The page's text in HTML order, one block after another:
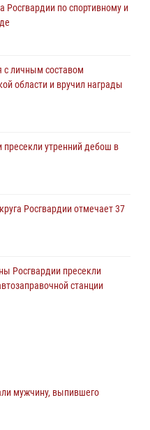
Росгвардии по спортивному и
с личным составом
области и вручил награды
утренний дебош в
Росгвардии отмечает 37
Росгвардии пресекли
станции
не оплатившего счет в
мужчину, выпившего